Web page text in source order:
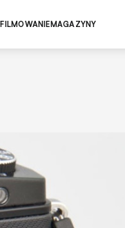
FILMOWANIEMAGAZYNY